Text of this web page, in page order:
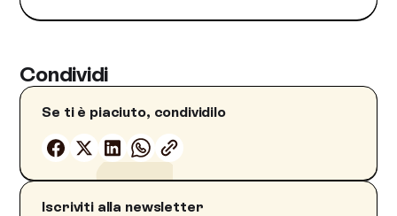
Condividi
Se ti è piaciuto, condividilo
Iscriviti alla newsletter